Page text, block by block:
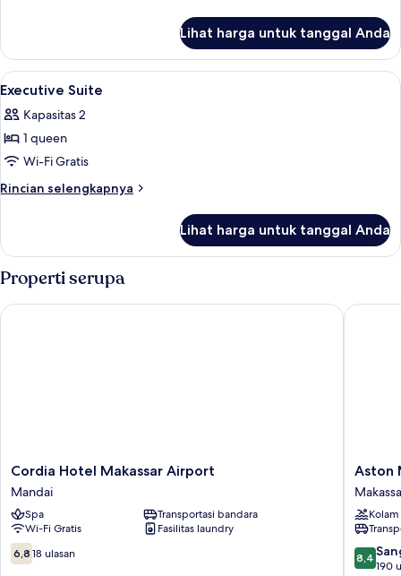
Junior
Suite
Lihat harga untuk tanggal Anda
Lihat
semua
foto
untuk
Executive
Suite
Minibar, brankas, kedap suara, dan
3
Executive Suite
Kapasitas 2
1 queen
Wi-Fi Gratis
Rincian selengkapnya
Rincian
Executive
Lihat harga untuk tanggal Anda
Properti serupa
Cordia
Hotel
Makassar
Airport
Mandai
Cordia Hotel Makassar Airport
Mandai
Spa
Transportasi bandara
Wi-Fi Gratis
Fasilitas laundry
6.8
dari
6,8 18 ulasan
Cordia Hotel Makassar Airport
Aston
Hotel
&
Center
Aston
8.4
dari
8,4
190
Aston